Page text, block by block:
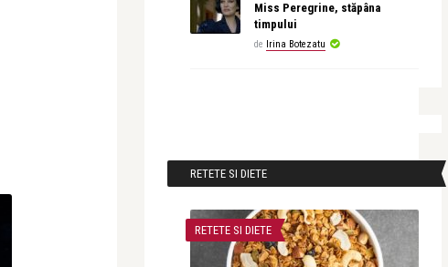
Miss Peregrine, stăpâna
timpului
de Irina Botezatu
RETETE SI DIETE
RETETE SI DIETE